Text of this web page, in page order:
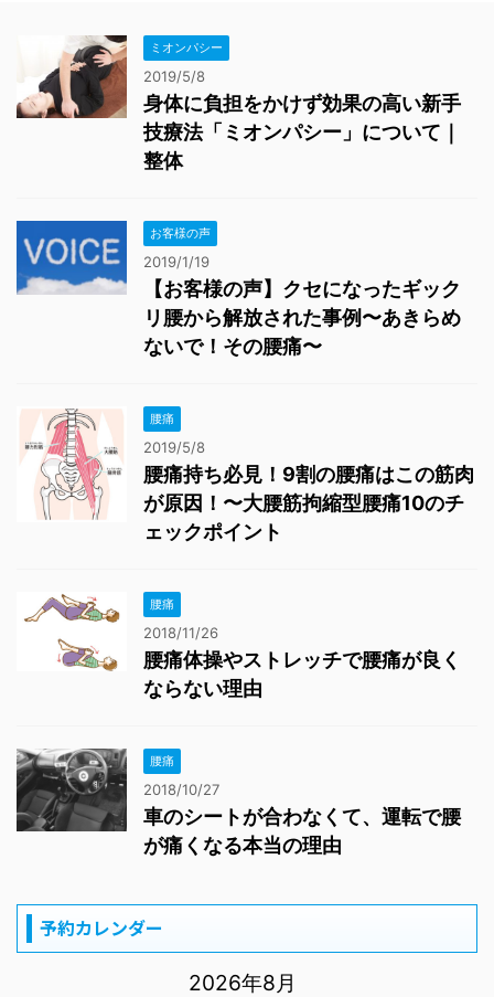
ミオンパシー
2019/5/8
身体に負担をかけず効果の高い新手
技療法「ミオンパシー」について｜
整体
お客様の声
2019/1/19
【お客様の声】クセになったギック
リ腰から解放された事例〜あきらめ
ないで！その腰痛〜
腰痛
2019/5/8
腰痛持ち必見！9割の腰痛はこの筋肉
が原因！〜大腰筋拘縮型腰痛10のチ
ェックポイント
腰痛
2018/11/26
腰痛体操やストレッチで腰痛が良く
ならない理由
腰痛
2018/10/27
車のシートが合わなくて、運転で腰
が痛くなる本当の理由
予約カレンダー
2026年8月